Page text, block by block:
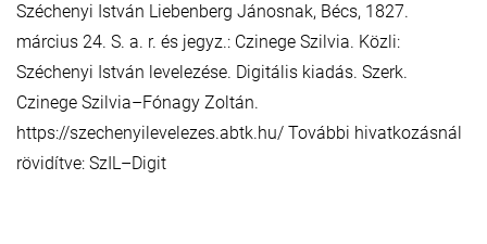
Széchenyi István Liebenberg Jánosnak, Bécs, 1827.
március 24. S. a. r. és jegyz.: Czinege Szilvia. Közli:
Széchenyi István levelezése. Digitális kiadás. Szerk.
Czinege Szilvia–Fónagy Zoltán.
https://szechenyilevelezes.abtk.hu/ További hivatkozásnál
rövidítve: SzIL–Digit